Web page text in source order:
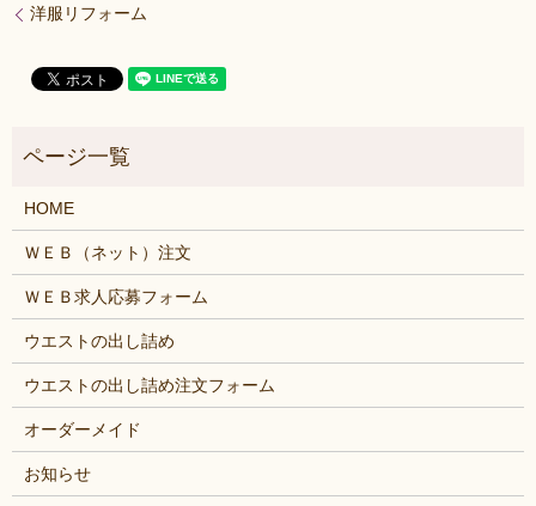
洋服リフォーム
HOME
ＷＥＢ（ネット）注文
ＷＥＢ求人応募フォーム
ウエストの出し詰め
ウエストの出し詰め注文フォーム
オーダーメイド
お知らせ